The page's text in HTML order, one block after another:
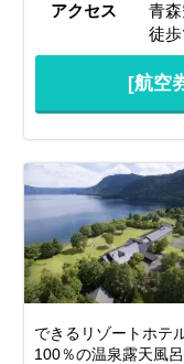
アクセス
青
徒
[航空
できるリゾートホテ
100％の温泉露天風